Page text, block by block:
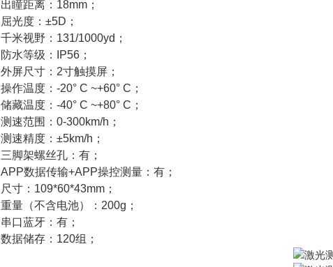
出瞳距离：18mm；
屈光度：±5D；
千米视野：131/1000yd；
防水等级：IP56；
外屏尺寸：2寸触摸屏；
操作温度：-20° C ~+60° C；
储藏温度：-40° C ~+80° C；
测速范围：0-300km/h；
测速精度：±5km/h；
三脚架螺丝孔：有；
APP数据传输+APP操控测量：有；
尺寸：109*60*43mm；
重量（不含电池）：200g；
串口蓝牙：有；
数据储存：120组；